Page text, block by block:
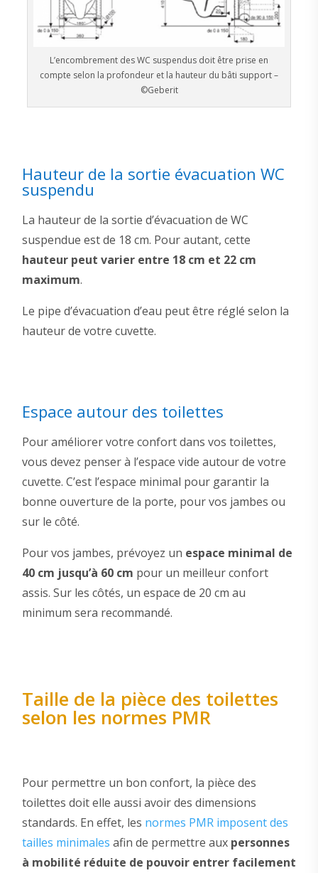
L’encombrement des WC suspendus doit être prise en
compte selon la profondeur et la hauteur du bâti support –
©Geberit
Hauteur de la sortie évacuation WC
suspendu
La hauteur de la sortie d’évacuation de WC
suspendue est de 18 cm. Pour autant, cette
hauteur peut varier entre 18 cm et 22 cm
maximum.
Le pipe d’évacuation d’eau peut être réglé selon la
hauteur de votre cuvette.
Espace autour des toilettes
Pour améliorer votre confort dans vos toilettes,
vous devez penser à l’espace vide autour de votre
cuvette. C’est l’espace minimal pour garantir la
bonne ouverture de la porte, pour vos jambes ou
sur le côté.
Pour vos jambes, prévoyez un espace minimal de
40 cm jusqu’à 60 cm pour un meilleur confort
assis. Sur les côtés, un espace de 20 cm au
minimum sera recommandé.
Taille de la pièce des toilettes
selon les normes PMR
Pour permettre un bon confort, la pièce des
toilettes doit elle aussi avoir des dimensions
standards. En effet, les normes PMR imposent des
tailles minimales afin de permettre aux personnes
à mobilité réduite de pouvoir entrer facilement